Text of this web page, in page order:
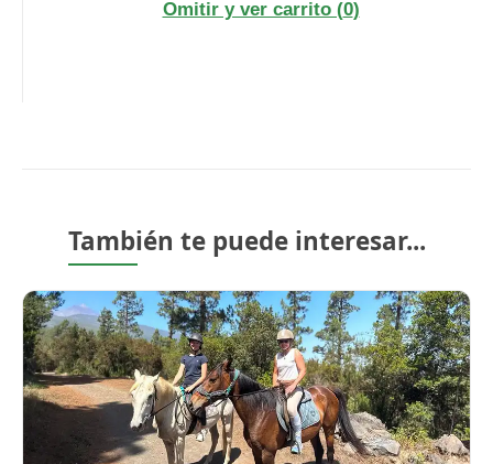
También te puede interesar...